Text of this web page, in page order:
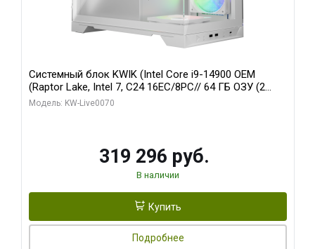
Системный блок KWIK (Intel Core i9-14900 OEM
(Raptor Lake, Intel 7, C24 16EC/8PC// 64 ГБ ОЗУ (2
модуля)/ Gigabyte RTX5080 XTREME WATERFORCE
Модель: KW-Live0070
319 296 руб.
В наличии
Купить
Подробнее